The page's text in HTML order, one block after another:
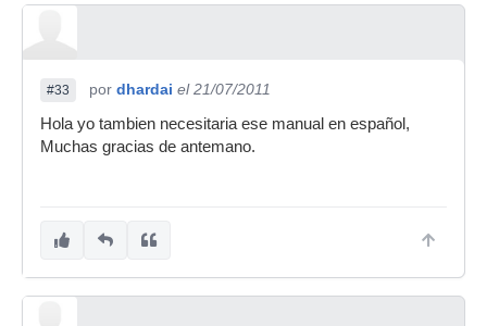
#33 por dhardai el 21/07/2011
Hola yo tambien necesitaria ese manual en español,
Muchas gracias de antemano.